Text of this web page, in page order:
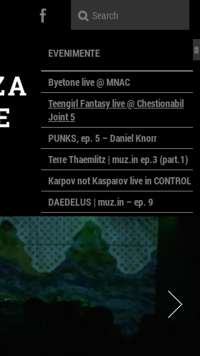
EVENIMENTE
Byetone live @ MNAC
Teengirl Fantasy live @ Chestionabil
Joint 5
PUNKS, ep. 5 – Daniel Knorr
Terre Thaemlitz | muz.in ep.3 (part.1)
Karpov not Kasparov live in CONTROL
DAEDELUS | muz.in – ep. 9
LALELE, LALELE – prima premieră a
anului la MACAZ
CinePOLSKA – filme poloneze la
București
PEOPLE OF ROMANIA se lansează la
galeria Simeza
All Stars For Outernational